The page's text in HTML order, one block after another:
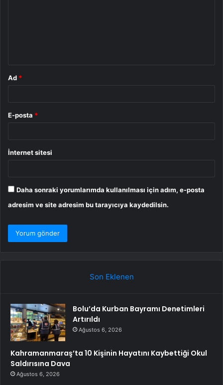
Ad *
E-posta *
İnternet sitesi
Daha sonraki yorumlarımda kullanılması için adım, e-posta
adresim ve site adresim bu tarayıcıya kaydedilsin.
Son Eklenen
Bolu’da Kurban Bayramı Denetimleri
Artırıldı
Ağustos 6, 2026
Kahramanmaraş’ta 10 Kişinin Hayatını Kaybettiği Okul
Saldırısına Dava
Ağustos 6, 2026